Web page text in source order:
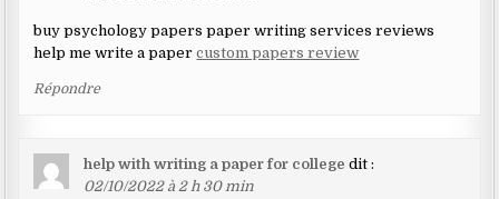
buy psychology papers paper writing services reviews
help me write a papercustom papers review
Répondre
help with writing a paper for college dit :
02/10/2022 à 2 h 30 min